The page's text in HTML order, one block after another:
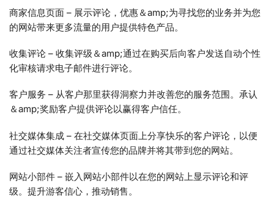
商家信息页面 – 展示评论，优惠＆amp;为寻找您的业务并为您
的网站带来更多流量的用户提供特色产品。
收集评论 – 收集评级＆amp;通过在购买后向客户发送自动个性
化审核请求电子邮件进行评论。
客户服务 – 从客户那里获得洞察力并改善您的服务范围。承认
＆amp;奖励客户提供评论以赢得客户信任。
社交媒体集成 – 在社交媒体页面上分享快乐的客户评论，以便
通过社交媒体关注者宣传您的品牌并将其带到您的网站。
网站小部件 – 嵌入网站小部件以在您的网站上显示评论和评
级。提升游客信心，推动销售。